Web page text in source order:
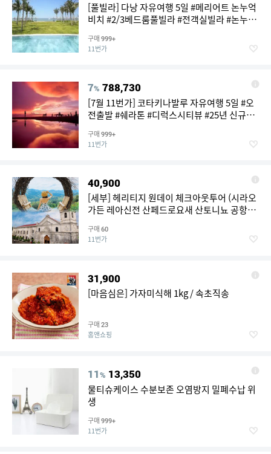
[풀빌라] 다낭 자유여행 5일 #메리어트 논누억
비치 #2/3베드룸풀빌라 #전객실빌라 #논누억
구매 999+
11번가
7% 788,730
[7월 11번가] 코타키나발루 자유여행 5일 #오
전출발 #쉐라톤 #디럭스시티뷰 #25년 신규오
업 #시티투어버스 #식사 쿠폰제공 #T라운지
구매 999+
11번가
40,900
[세부] 헤리티지 원데이 체크아웃투어 (시라오
가든 레아신전 산페드로요새 산토니뇨 공항샌
구매 60
11번가
31,900
[마음심은] 가자미식해 1kg / 속초직송
구매 23
홈앤쇼핑
11% 13,350
물티슈케이스 수분보존 오염방지 밀폐수납 위
생
구매 999+
11번가